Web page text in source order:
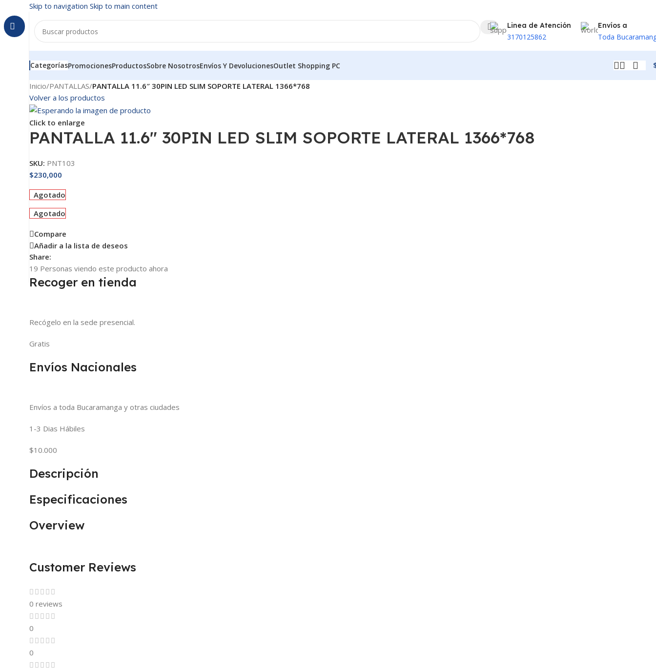
Skip to navigation Skip to main content
Linea de Atención
3170125862
Envíos a
Toda
CategoríasPromocionesProductosSobre NosotrosEnvíos Y DevolucionesOutlet Shopping PC
Inicio/PANTALLAS/PANTALLA 11.6″ 30PIN LED SLIM SOPORTE LATERAL 1366*768
Volver a los productos
Click to enlarge
PANTALLA 11.6″ 30PIN LED SLIM SOPORTE LATERAL 1366*768
SKU: PNT103
$230,000
Agotado
Agotado
Compare
Añadir a la lista de deseos
Share:
19 Personas viendo este producto ahora
Recoger en tienda
Recógelo en la sede presencial.
Gratis
Envíos Nacionales
Envíos a toda Bucaramanga y otras ciudades
1-3 Dias Hábiles
$10.000
Descripción
Especificaciones
Overview
Customer Reviews
0 reviews
0
0